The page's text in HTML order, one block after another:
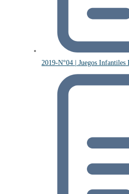
2019-N°04 | Juegos Infantiles